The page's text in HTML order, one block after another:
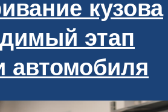
кузова
этап
автомобиля